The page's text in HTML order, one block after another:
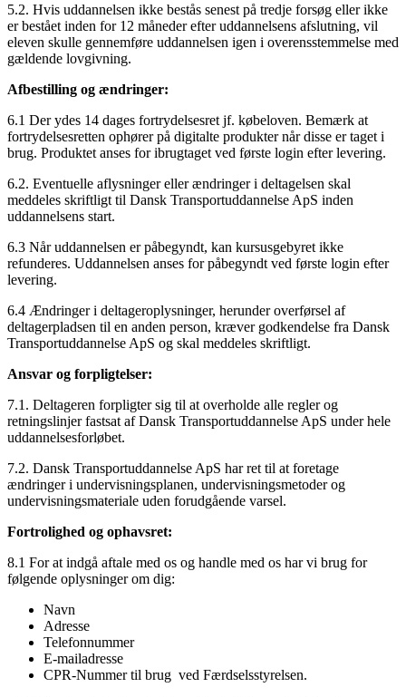
5.2. Hvis uddannelsen ikke bestås senest på tredje forsøg eller ikke
er bestået inden for 12 måneder efter uddannelsens afslutning, vil
eleven skulle gennemføre uddannelsen igen i overensstemmelse med
gældende lovgivning.
Afbestilling og ændringer:
6.1 Der ydes 14 dages fortrydelsesret jf. købeloven. Bemærk at
fortrydelsesretten ophører på digitalte produkter når disse er taget i
brug. Produktet anses for ibrugtaget ved første login efter levering.
6.2. Eventuelle aflysninger eller ændringer i deltagelsen skal
meddeles skriftligt til Dansk Transportuddannelse ApS inden
uddannelsens start.
6.3 Når uddannelsen er påbegyndt, kan kursusgebyret ikke
refunderes. Uddannelsen anses for påbegyndt ved første login efter
levering.
6.4 Ændringer i deltageroplysninger, herunder overførsel af
deltagerpladsen til en anden person, kræver godkendelse fra Dansk
Transportuddannelse ApS og skal meddeles skriftligt.
Ansvar og forpligtelser:
7.1. Deltageren forpligter sig til at overholde alle regler og
retningslinjer fastsat af Dansk Transportuddannelse ApS under hele
uddannelsesforløbet.
7.2. Dansk Transportuddannelse ApS har ret til at foretage
ændringer i undervisningsplanen, undervisningsmetoder og
undervisningsmateriale uden forudgående varsel.
Fortrolighed og ophavsret:
8.1 For at indgå aftale med os og handle med os har vi brug for
følgende oplysninger om dig:
Navn
Adresse
Telefonnummer
E-mailadresse
CPR-Nummer til brug ved Færdselsstyrelsen.